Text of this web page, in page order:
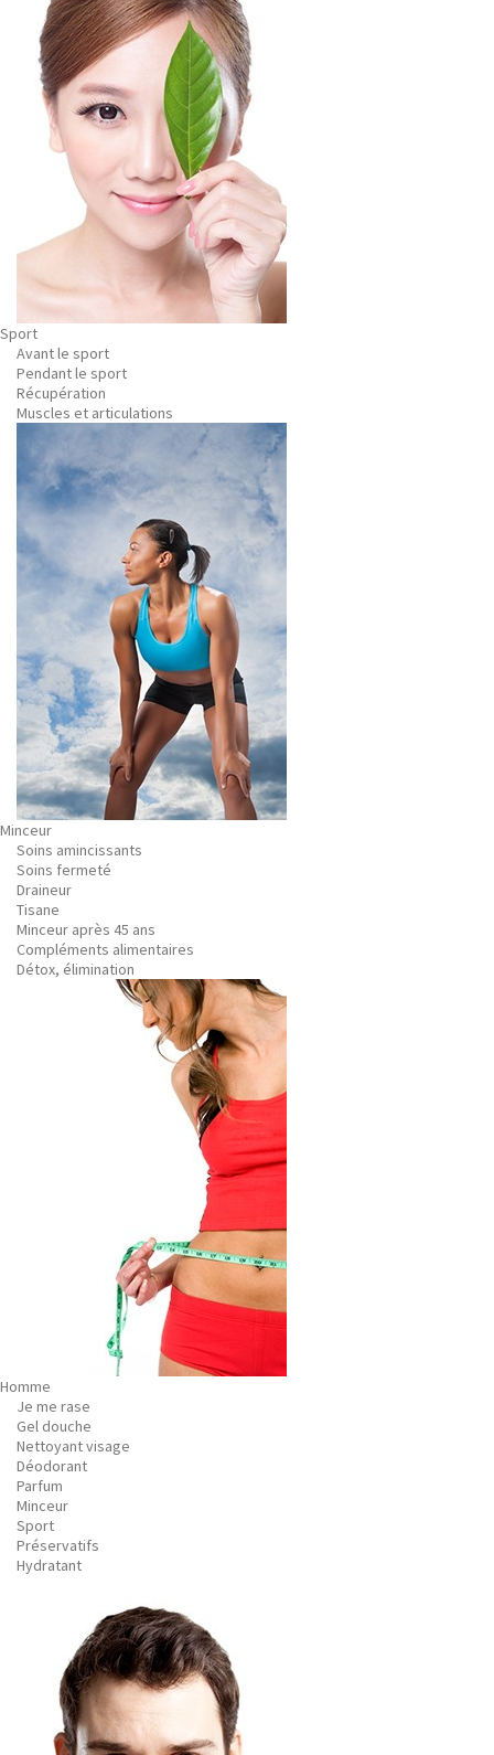
Sport
Avant le sport
Pendant le sport
Récupération
Muscles et articulations
Minceur
Soins amincissants
Soins fermeté
Draineur
Tisane
Minceur après 45 ans
Compléments alimentaires
Détox, élimination
Homme
Je me rase
Gel douche
Nettoyant visage
Déodorant
Parfum
Minceur
Sport
Préservatifs
Hydratant